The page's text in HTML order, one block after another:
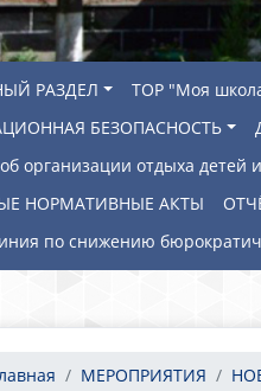
РАЗДЕЛ ТОР "Моя
БЕЗОПАСНОСТЬ
организации отдыха детей
НОРМАТИВНЫЕ АКТЫ
по снижению
МЕРОПРИЯТИЯ